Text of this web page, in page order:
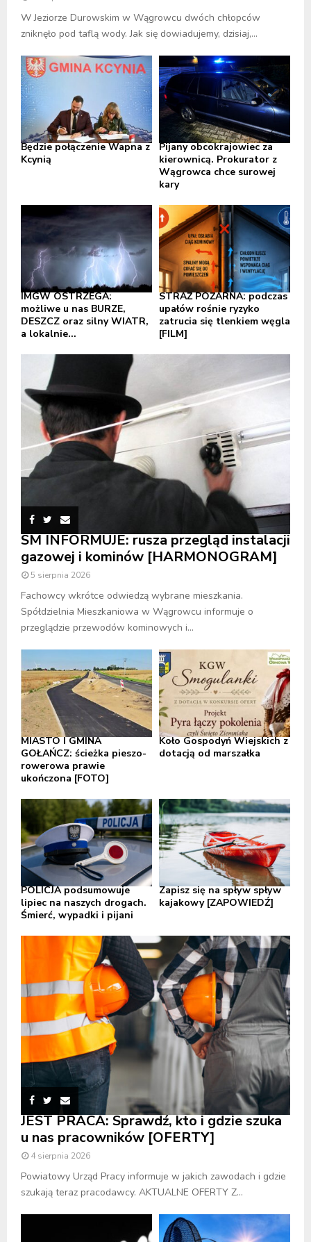
W Jeziorze Durowskim w Wągrowcu dwóch chłopców
zniknęło pod taflą wody. Jak się dowiadujemy, dzisiaj,...
Będzie połączenie Wapna z
Kcynią
Pijany obcokrajowiec za
kierownicą. Prokurator z
Wągrowca chce surowej
kary
IMGW OSTRZEGA:
możliwe u nas BURZE,
DESZCZ oraz silny WIATR,
a lokalnie...
STRAŻ POŻARNA: podczas
upałów rośnie ryzyko
zatrucia się tlenkiem węgla
[FILM]
SM INFORMUJE: rusza przegląd instalacji
gazowej i kominów [HARMONOGRAM]
5 sierpnia 2026
Fachowcy wkrótce odwiedzą wybrane mieszkania.
Spółdzielnia Mieszkaniowa w Wągrowcu informuje o
przeglądzie przewodów kominowych i...
MIASTO I GMINA
GOŁAŃCZ: ścieżka pieszo-
rowerowa prawie
ukończona [FOTO]
Koło Gospodyń Wiejskich z
dotacją od marszałka
POLICJA podsumowuje
lipiec na naszych drogach.
Śmierć, wypadki i pijani
Zapisz się na spływ spływ
kajakowy [ZAPOWIEDŹ]
JEST PRACA: Sprawdź, kto i gdzie szuka
u nas pracowników [OFERTY]
4 sierpnia 2026
Powiatowy Urząd Pracy informuje w jakich zawodach i gdzie
szukają teraz pracodawcy. AKTUALNE OFERTY Z...